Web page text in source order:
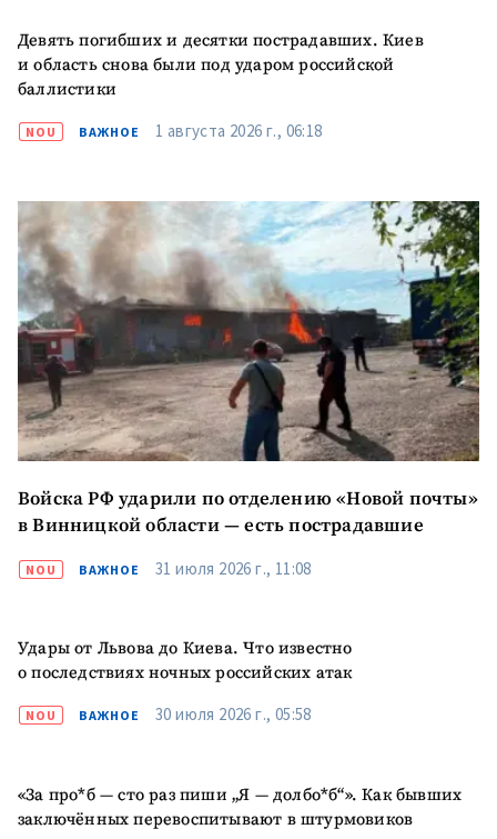
Девять погибших и десятки пострадавших. Киев
и область снова были под ударом российской
баллистики
NOU ВАЖНОЕ 1 августа 2026 г., 06:18
Войска РФ ударили по отделению «Новой почты»
в Винницкой области — есть пострадавшие
NOU ВАЖНОЕ 31 июля 2026 г., 11:08
Удары от Львова до Киева. Что известно
о последствиях ночных российских атак
NOU ВАЖНОЕ 30 июля 2026 г., 05:58
«За про*б — сто раз пиши „Я — долбо*б“». Как бывших
заключённых перевоспитывают в штурмовиков